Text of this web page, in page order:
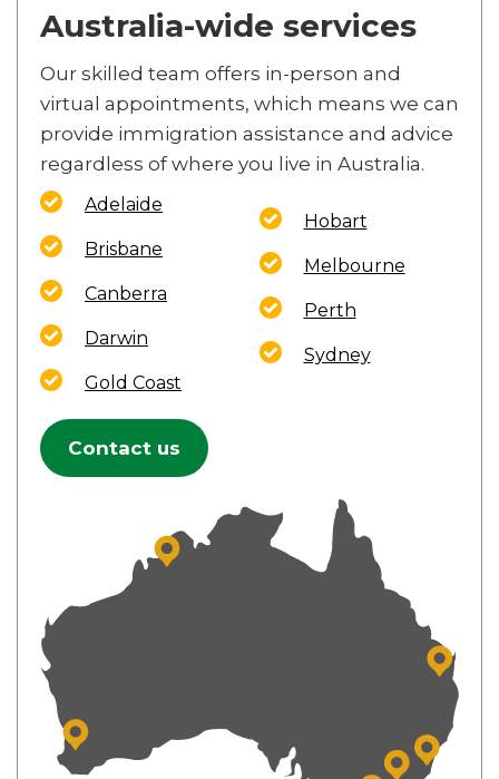
Australia-wide services
Our skilled team offers in-person and
virtual appointments, which means we can
provide immigration assistance and advice
regardless of where you live in Australia.
Adelaide
Brisbane
Canberra
Darwin
Gold Coast
Hobart
Melbourne
Perth
Sydney
Contact us